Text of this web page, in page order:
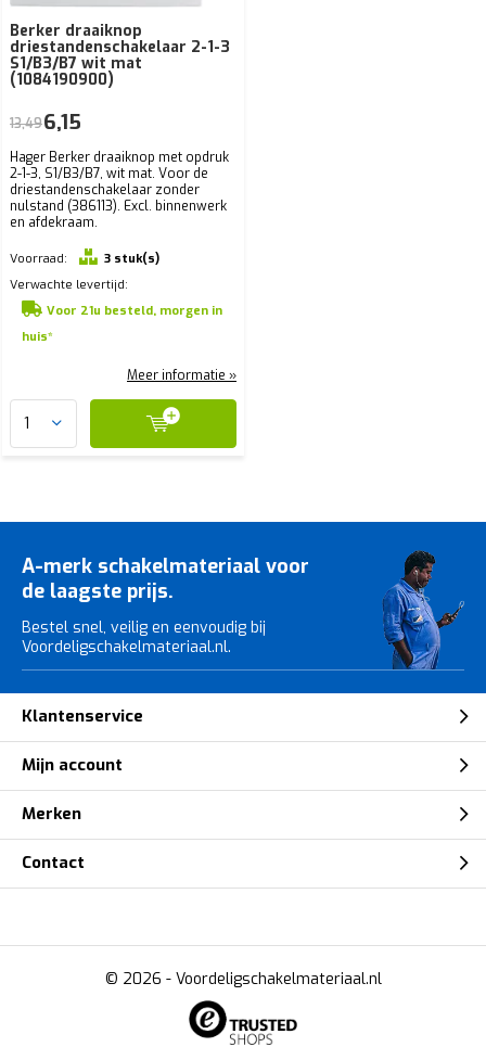
Berker draaiknop
driestandenschakelaar 2-1-3
S1/B3/B7 wit mat
(1084190900)
Hager Berker draaiknop met opdruk
2-1-3, S1/B3/B7, wit mat. Voor de
driestandenschakelaar zonder
nulstand (386113). Excl. binnenwerk
en afdekraam.
Voorraad:
3 stuk(s)
Verwachte levertijd:
Voor 21u besteld, morgen in
huis*
13,496,15
Meer informatie »
A-merk schakelmateriaal voor
de laagste prijs.
Bestel snel, veilig en eenvoudig bij
Voordeligschakelmateriaal.nl.
Klantenservice
Mijn account
Merken
Contact
© 2026 - Voordeligschakelmateriaal.nl